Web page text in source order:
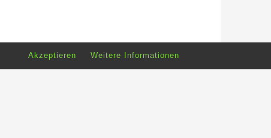
Akzeptieren Weitere Informationen